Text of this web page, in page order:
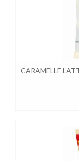
CARAMELLE